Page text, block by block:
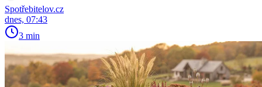
Spotřebitelov.cz
dnes, 07:43
3 min